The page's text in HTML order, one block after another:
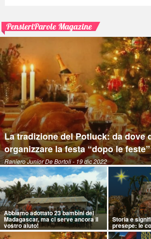
PensieriParole Magazine
La tradizione del Potluck: da dove
organizzare la festa “dopo le feste”
Raniero Junior De Bortoli- 19 dic 2022
Abbiamo adottato 23 bambini del
Madagascar, ma ci serve ancora il
vostro aiuto!
Storia e
presepe: le